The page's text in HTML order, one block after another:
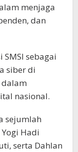
menjaga
dan
sebagai
siber di
nasional.
sejumlah
Hadi
serta Dahlan